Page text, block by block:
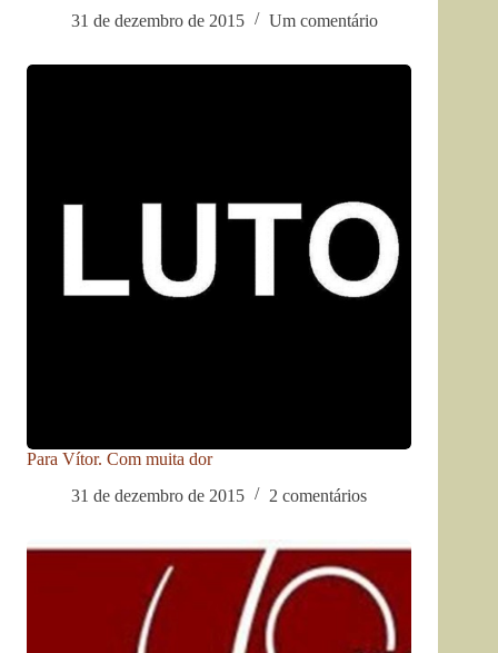
31 de dezembro de 2015
Um comentário
Para Vítor. Com muita dor
31 de dezembro de 2015
2 comentários